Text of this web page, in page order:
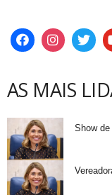
AS MAIS
Show